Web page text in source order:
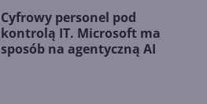
Cyfrowy personel pod
kontrolą IT. Microsoft ma
sposób na agentyczną AI